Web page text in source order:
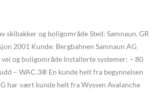
skibakker og boligområde Sted: Samnaun, GR
2001 Kunde: Bergbahnen Samnaun AG
og boligområde Installerte systemer: – 80
– WAC.3® En kunde helt fra begynnelsen
har vært kunde helt fra Wyssen Avalanche